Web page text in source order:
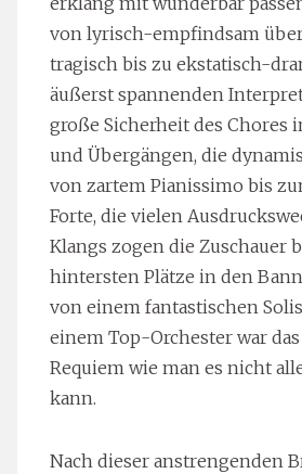
von lyrisch-empfindsam
tragisch bis zu ekstatisch-
äußerst spannenden
große Sicherheit des Chores
und Übergängen, die
von zartem Pianissimo bis
Forte, die vielen
Klangs zogen die Zuschauer
hintersten Plätze in den
von einem fantastischen
einem Top-Orchester war
Requiem wie man es nicht
kann.
Nach dieser anstrengenden